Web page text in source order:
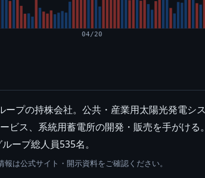
04/20
プの持株会社。公共・産業用太陽光発電シ
ビス、系統用蓄電所の開発・販売を手がけ
ープ総人員535名。
は公式サイト・開示資料をご確認ください。